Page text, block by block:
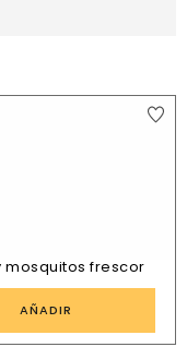
mosquitos frescor
AÑADIR